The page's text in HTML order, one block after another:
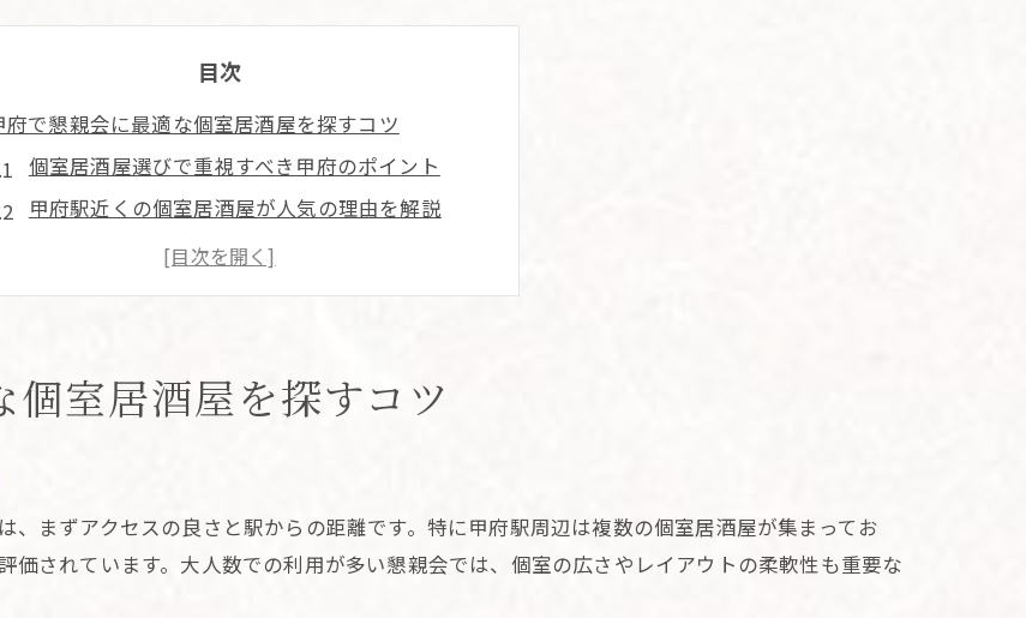
目次
府で懇親会に最適な個室居酒屋を探すコツ
個室居酒屋選びで重視すべき甲府のポイント
甲府駅近くの個室居酒屋が人気の理由を解説
懇親会で失敗しない個室居酒屋の見極め方
デートや接待にも使える個室居酒屋の特徴
全個室も選べる甲府市の居酒屋事情を解説
完全個室居酒屋が甲府で選ばれる背景とは
甲府の接待向け個室居酒屋の選び方の秘訣
室居酒屋を探すコツ
、まずアクセスの良さと駅からの距離です。特に甲府駅周辺は複数の個室居酒屋が集まってお
価されています。大人数での利用が多い懇親会では、個室の広さやレイアウトの柔軟性も重要な